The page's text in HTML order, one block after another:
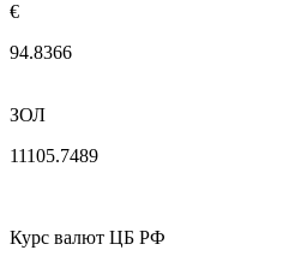
€
94.8366
ЗОЛ
11105.7489
Курс валют ЦБ РФ